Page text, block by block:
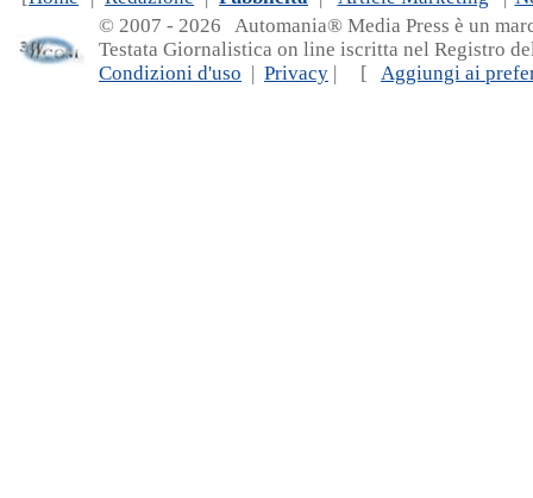
© 2007 - 2026 Automania® Media Press è un
Testata Giornalistica on line iscritta nel Registro
Condizioni d'uso | Privacy | [ Aggiungi ai